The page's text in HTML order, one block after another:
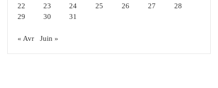
22
23 24 25 26 27
28
29
30 31
« Avr Juin »